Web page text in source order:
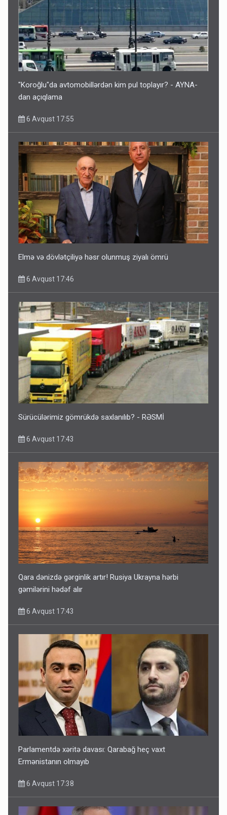
"Koroğlu"da avtomobillərdən kim pul toplayır? - AYNA-
dan açıqlama
6 Avqust 17:55
Elmə və dövlətçiliyə həsr olunmuş ziyalı ömrü
6 Avqust 17:46
Sürücülərimiz gömrükdə saxlanılıb? - RƏSMİ
6 Avqust 17:43
Qara dənizdə gərginlik artır! Rusiya Ukrayna hərbi
gəmilərini hədəf alır
6 Avqust 17:43
Parlamentdə xəritə davası: Qarabağ heç vaxt
Ermənistanın olmayıb
6 Avqust 17:38